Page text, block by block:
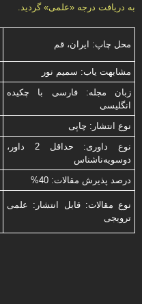
به دریافت درجه «علمى» گردید.
محل چاپ: ایران، قم
مشابهت ياب: سميم نور
زبان مجله: فارسی با چكیده
انگلیسی
نوع انتشار: چاپی
نوع داوری: حداقل 2 داور،
دوسویه‌ناشناس
درصد پذیرش مقالات: 40%
نوع مقالات: قابل انتشار: علمی
ترویجی